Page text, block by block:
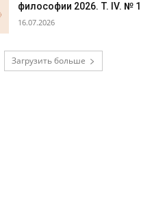
философии 2026. Т. IV. № 1
16.07.2026
Загрузить больше